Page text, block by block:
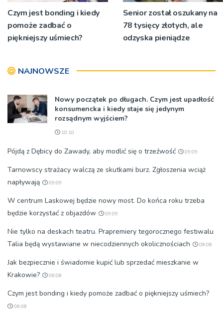
Czym jest bonding i kiedy
pomoże zadbać o
piękniejszy uśmiech?
Senior został oszukany na
78 tysięcy złotych, ale
odzyska pieniądze
NAJNOWSZE
Nowy początek po długach. Czym jest upadłość
konsumencka i kiedy staje się jedynym
rozsądnym wyjściem?
10:10
Pójdą z Dębicy do Zawady, aby modlić się o trzeźwość 09:09
Tarnowscy strażacy walczą ze skutkami burz. Zgłoszenia wciąż
napływają
09:09
W centrum Laskowej będzie nowy most. Do końca roku trzeba
będzie korzystać z objazdów
09:09
Nie tylko na deskach teatru. Prapremiery tegorocznego festiwalu
Talia będą wystawiane w niecodziennych okolicznościach
08:08
Jak bezpiecznie i świadomie kupić lub sprzedać mieszkanie w
Krakowie?
08:08
Czym jest bonding i kiedy pomoże zadbać o piękniejszy uśmiech?
08:08